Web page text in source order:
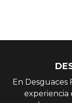
En Desguaces
experiencia